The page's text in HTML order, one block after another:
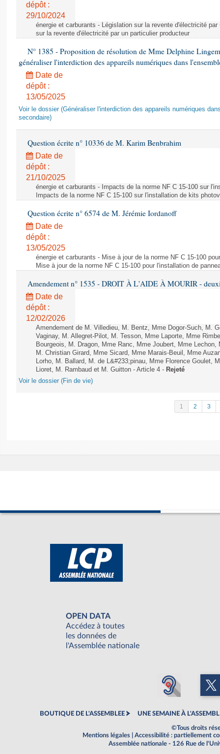
dépôt :
29/10/2024
énergie et carburants - Législation sur la revente d'électricité
sur la revente d'électricité par un particulier producteur
N° 1385 - Proposition de résolution de Mme Delphine
généraliser l'interdiction des appareils numériques dans
Date de
dépôt :
13/05/2025
Voir le dossier (Généraliser l'interdiction des appareils numériques
secondaire)
Question écrite n° 10336 de M. Karim Benbrahim
Date de
dépôt :
21/10/2025
énergie et carburants - Impacts de la norme NF C 15-100 sur
Impacts de la norme NF C 15-100 sur l'installation de kits
Question écrite n° 6574 de M. Jérémie Iordanoff
Date de
dépôt :
13/05/2025
énergie et carburants - Mise à jour de la norme NF C 15-100
Mise à jour de la norme NF C 15-100 pour l'installation de
Amendement n° 1535 - DROIT À L'AIDE À MOURIR -
Date de
dépôt :
12/02/2026
Amendement de M. Villedieu, M. Bentz, Mme Dogor-Such, M.
Vaginay, M. Allegret-Pilot, M. Tesson, Mme Laporte, Mme
Bourgeois, M. Dragon, Mme Ranc, Mme Joubert, Mme
M. Christian Girard, Mme Sicard, Mme Marais-Beuil, Mme
Lorho, M. Ballard, M. de L&#233;pinau, Mme Florence Goulet,
Lioret, M. Rambaud et M. Guitton - Article 4 - Rejeté
Voir le dossier (Fin de vie)
1 2 3
OPEN DATA
Accédez à toutes
les données de
l'Assemblée nationale
BOUTIQUE DE L'ASSEMBLEE UNE SEMAINE À
©Tous droits
Mentions légales
Accessibilité : partiellement
Assemblée nationale - 126 Rue de